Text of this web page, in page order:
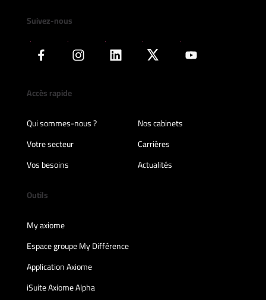
Suivez-nous
Accès rapide
Qui sommes-nous ?
Nos cabinets
Votre secteur
Carrières
Vos besoins
Actualités
Outils
My axiome
Espace groupe My Différence
Application Axiome
iSuite Axiome Alpha